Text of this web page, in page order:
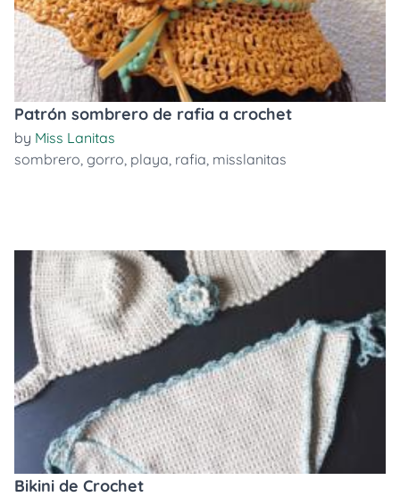
Patrón sombrero de rafia a crochet
by Miss Lanitas
sombrero, gorro, playa, rafia, misslanitas
Bikini de Crochet